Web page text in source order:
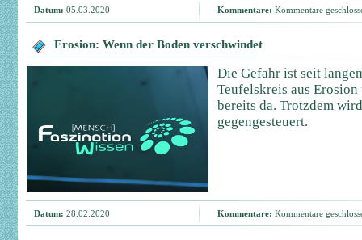
Datum: 05.03.2020 Kommentare: Kommentare
Erosion: Wenn der Boden verschwindet
Die Gefahr ist seit
Teufelskreis aus
bereits da. Trotzdem
gegengesteuert.
Datum: 28.02.2020 Kommentare: Kommentare